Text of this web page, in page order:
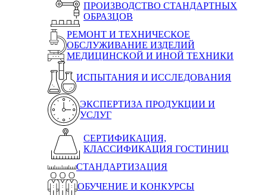
ПРОИЗВОДСТВО СТАНДАРТНЫХ
ОБРАЗЦОВ
РЕМОНТ И ТЕХНИЧЕСКОЕ
ОБСЛУЖИВАНИЕ ИЗДЕЛИЙ
МЕДИЦИНСКОЙ И ИНОЙ ТЕХНИКИ
ИСПЫТАНИЯ И ИССЛЕДОВАНИЯ
ЭКСПЕРТИЗА ПРОДУКЦИИ И
УСЛУГ
СЕРТИФИКАЦИЯ,
КЛАССИФИКАЦИЯ ГОСТИНИЦ
СТАНДАРТИЗАЦИЯ
ОБУЧЕНИЕ И КОНКУРСЫ